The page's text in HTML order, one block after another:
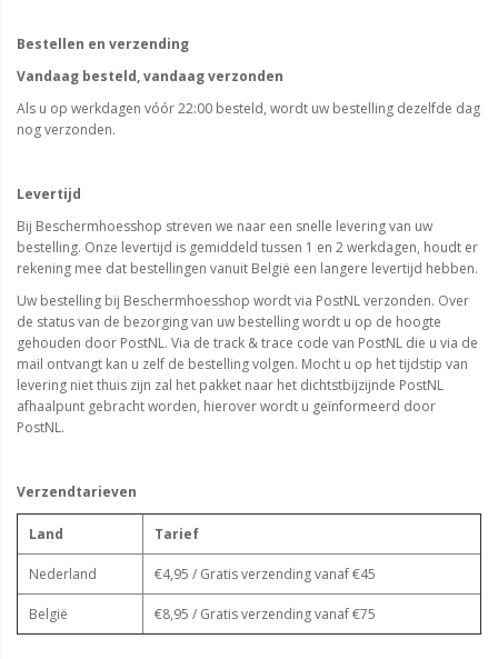
Bestellen en verzending
Vandaag besteld, vandaag verzonden
Als u op werkdagen vóór 22:00 besteld, wordt uw bestelling dezelfde dag
nog verzonden.
Levertijd
Bij Beschermhoesshop streven we naar een snelle levering van uw
bestelling. Onze levertijd is gemiddeld tussen 1 en 2 werkdagen, houdt er
rekening mee dat bestellingen vanuit België een langere levertijd hebben.
Uw bestelling bij Beschermhoesshop wordt via PostNL verzonden. Over
de status van de bezorging van uw bestelling wordt u op de hoogte
gehouden door PostNL. Via de track & trace code van PostNL die u via de
mail ontvangt kan u zelf de bestelling volgen. Mocht u op het tijdstip van
levering niet thuis zijn zal het pakket naar het dichtstbijzijnde PostNL
afhaalpunt gebracht worden, hierover wordt u geïnformeerd door
PostNL.
Verzendtarieven
Land Tarief
Nederland €4,95 / Gratis verzending vanaf €45
België €8,95 / Gratis verzending vanaf €75